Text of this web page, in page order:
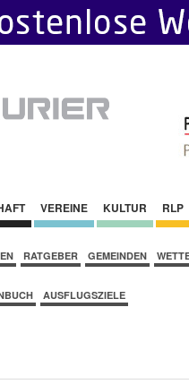
VEREINE KULTUR RLP
RATGEBER GEMEINDEN
AUSFLUGSZIELE